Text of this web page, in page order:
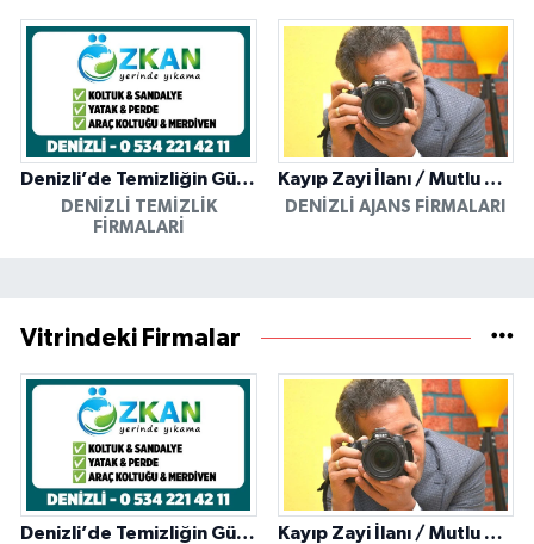
Denizli’de Temizliğin Güvenilir Adresi: Özkan Yerinde Yıkama
DENIZLI TEMIZLIK
FIRMALARI
Kayıp Zayi İlanı / Mutlu Ajans / Denizli
DENIZLI AJANS FIRMALARI
Vitrindeki Firmalar
Denizli’de Temizliğin Güvenilir Adresi: Özkan Yerinde Yıkama Kayıp Zayi İlanı / Mutlu Ajans / Denizli